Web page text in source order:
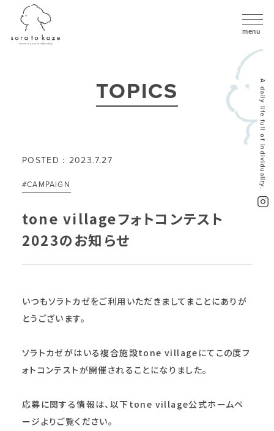
A daily life full of individuality.
TOPICS
POSTED：2023.7.27
#CAMPAIGN
tone villageフォトコンテスト
2023のお知らせ
いつもソラトカゼをご利用いただきましてまことにありが
とうございます。
ソラトカゼがはいる複合施設tone villageにてこの度フ
ォトコンテストが開催されることになりました。
応募に関する情報は、以下tone village公式ホームペ
ージよりご覧ください。